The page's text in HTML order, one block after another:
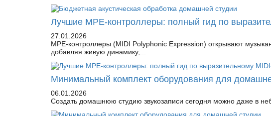
Лучшие MPE-контроллеры: полный гид по
27.01.2026
MPE-контроллеры (MIDI Polyphonic Expression) открывают
добавляя живую динамику,...
Минимальный комплект оборудования для
06.01.2026
Создать домашнюю студию звукозаписи сегодня можно даже в